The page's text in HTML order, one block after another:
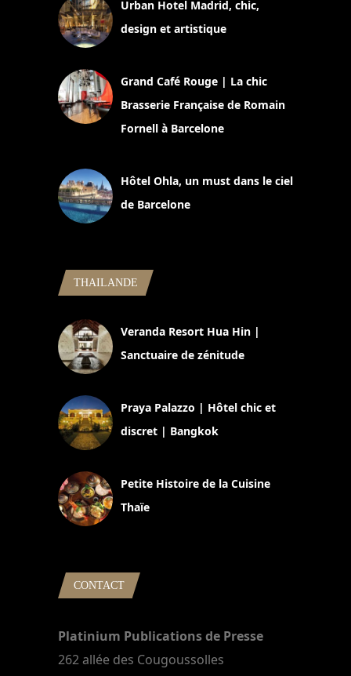
Urban Hotel Madrid, chic,
design et artistique
Grand Café Rouge | La chic
Brasserie Française de Romain
Fornell à Barcelone
Hôtel Ohla, un must dans le ciel
de Barcelone
THAILANDE
Veranda Resort Hua Hin |
Sanctuaire de zénitude
Praya Palazzo | Hôtel chic et
discret | Bangkok
Petite Histoire de la Cuisine
Thaïe
CONTACT
Platinium Publications de Presse
262 allée des Cougoussolles